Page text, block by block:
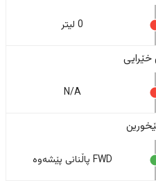
0 لیتر
خێرایی
N/A
FWD پاڵنانی پێشەوە